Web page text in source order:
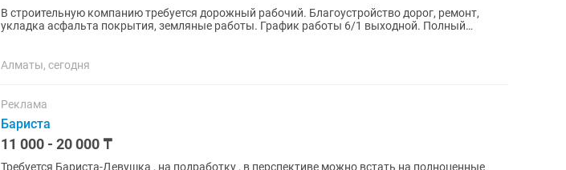
В строительную компанию требуется дорожный рабочий. Благоустройство дорог, ремонт,
укладка асфальта покрытия, земляные работы. График работы 6/1 выходной. Полный
Алматы, сегодня
Реклама
Бариста
11 000 - 20 000 ₸
Требуется Бариста-Девушка , на подработку , в перспективе можно встать на полноценные